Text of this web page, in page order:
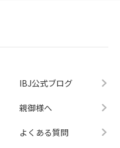
IBJ公式ブログ
親御様へ
よくある質問